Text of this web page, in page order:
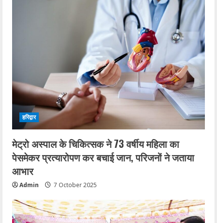
हरिद्वार
मेट्रो अस्पाल के चिकित्सक ने 73 वर्षीय महिला का
पेसमेकर प्रत्यारोपण कर बचाई जान, परिजनों ने जताया
आभार
Admin 7 October 2025